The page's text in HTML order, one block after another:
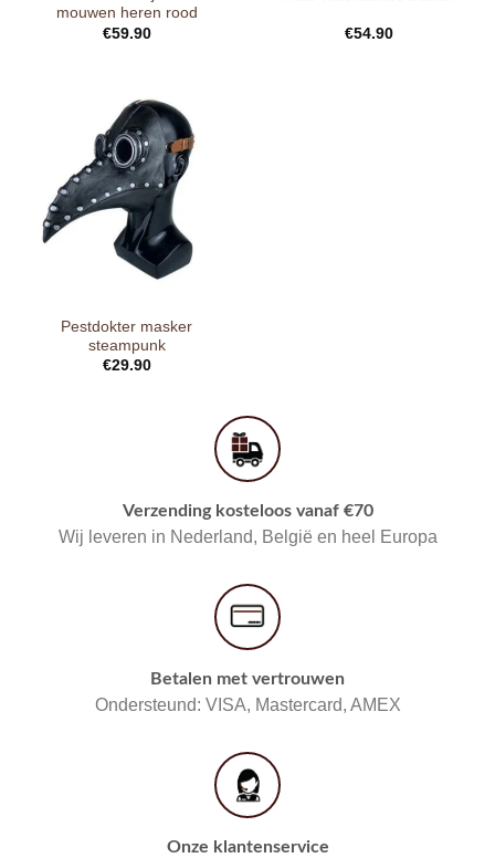
mouwen heren rood
€59.90 €54.90
Pestdokter masker
steampunk
€29.90
Verzending kosteloos vanaf €70
Wij leveren in Nederland, België en heel Europa
Betalen met vertrouwen
Ondersteund: VISA, Mastercard, AMEX
Onze klantenservice